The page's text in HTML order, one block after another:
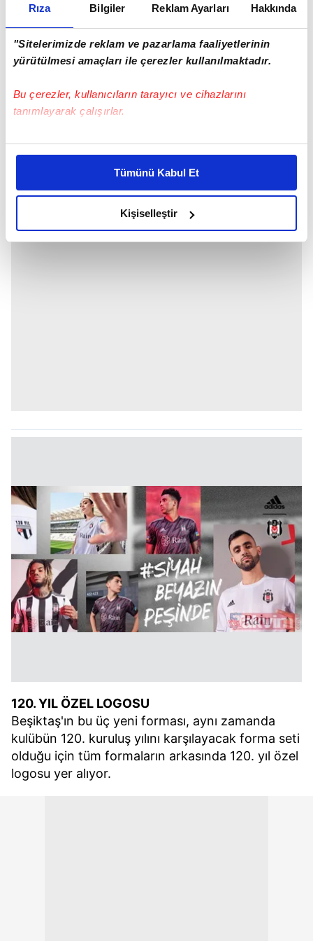
Rıza Bilgiler Reklam Ayarları Hakkında
"Sitelerimizde reklam ve pazarlama faaliyetlerinin
yürütülmesi amaçları ile çerezler kullanılmaktadır.
Bu çerezler, kullanıcıların tarayıcı ve cihazlarını
tanımlayarak çalışırlar.
Bu çerezlere izin vermeniz halinde sizlere özel
daha iyi reklam deneyimi yaşatabiliriz. Bunu yaparken
amacımızın size daha iyi bir reklam deneyimi sunmak
olduğunu ve sizlere en iyi içerikleri sunabilmek adına
elimizden gelen çabayı gösterdiğimizi ve bu noktada,
reklamların maliyetlerimizi karşılamak noktasında tek gelir
toplumu hizmetlerinin sunulması amacıyla
sınırlı olarak açık rızanız dahilinde kullanılacaktır.
Çerezlere ilişkin tercihlerinizi aşağıda yer alan panel
vasıtasıyla belirleyebilirsiniz. Çerezlere ilişkin detaylı bilgi
için Ayarlar butonuna tıklayabilir,Çerez Bilgilendirme
Metnimizi
ziyaret edebilirsiniz.
6698 sayılı Kişisel Verilerin Korunması Kanunu uyarınca
hazırlanmış Aydınlatma Metnimizi okumak ve sitemizde
Tümünü Kabul Et
Kişiselleştir
forma konseptine güzel bir örnek olarak yeni
120. YIL ÖZEL LOGOSU
Beşiktaş'ın bu üç yeni forması, aynı zamanda
kulübün 120. kuruluş yılını karşılayacak forma seti
olduğu için tüm formaların arkasında 120. yıl özel
logosu yer alıyor.